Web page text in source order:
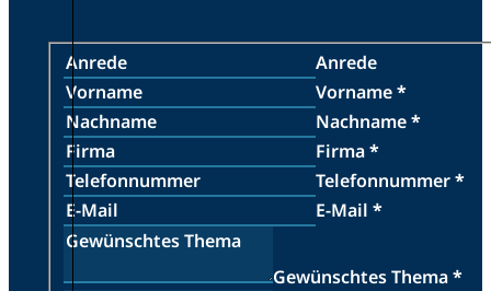
Anrede
Vorname*
Nachname*
Firma*
Telefonnummer*
E-Mail *
Gewünschtes Thema*